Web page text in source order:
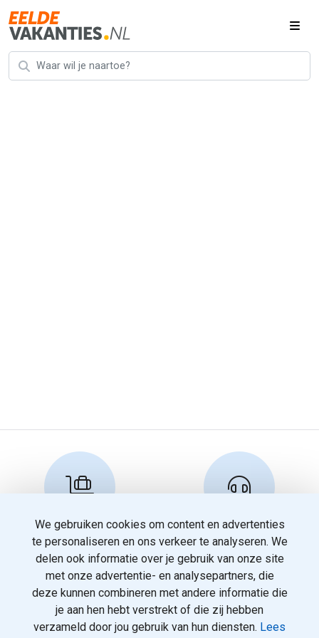
Reserveren en info
info@travelnoord.nl
Klantenservice
088 - 058 0500
We gebruiken cookies om content en advertenties
te personaliseren en ons verkeer te analyseren. We
delen ook informatie over je gebruik van onze site
met onze advertentie- en analysepartners, die
deze kunnen combineren met andere informatie die
je aan hen hebt verstrekt of die zij hebben
verzameld door jou gebruik van hun diensten. Lees